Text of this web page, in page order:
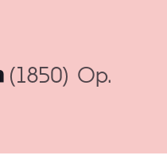
(1850) Op.